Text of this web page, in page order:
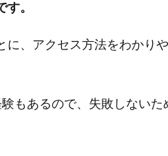
す。
、アクセス方法をわかり
もあるので、失敗しないた